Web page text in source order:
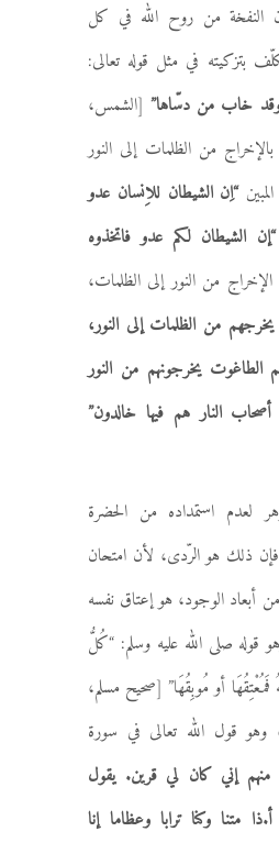
النفخة من روح الله في كل
بتزكيته في مثل قوله تعالى:
خاب من دسّاها”[الشمس،
بالإخراج من الظلمات إلى النور
“اِن الشيطان للاِنسان عدو
“إن الشيطان لكم عدو فاتخذوه
يخرجهم من الظلمات إلى النور،
الطاغوت يخرجونهم من النور
النار هم فيها خالدون”
لعدم استمداده من الحضرة
ذلك هو الرّدى، لأن امتحان
أبعاد الوجود، هو إعتاق نفسه
قوله صلى الله عليه وسلم: “كُلُّ
أو مُوبِقُهَا” [صحيح مسلم،
/ح 223]، وهو قول الله تعالى في سورة
منهم إني كان لي قرين. يقول
متنا وكنا ترابا وعظاما إنا